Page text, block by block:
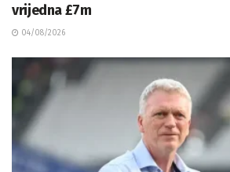
vrijedna £7m
04/08/2026